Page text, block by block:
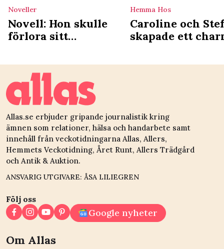
Noveller
Novell: Hon skulle
förlora sitt
det var hennes brors
Hemma Hos
Caroline och
skapade ett
Behöver inte
Allas.se erbjuder gripande journalistik kring
ämnen som relationer, hälsa och handarbete samt
innehåll från veckotidningarna Allas, Allers,
Hemmets Veckotidning, Året Runt, Allers Trädgård
och Antik & Auktion.
ANSVARIG UTGIVARE: ÅSA LILIEGREN
Följ oss
Google nyheter
Om Allas